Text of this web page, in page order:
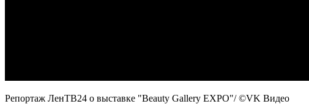
Репортаж ЛенТВ24 о выставке "Beauty Gallery EXPO"/ ©VK Видео